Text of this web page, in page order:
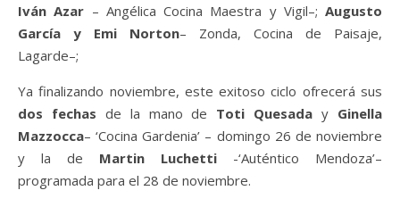
Iván Azar – Angélica Cocina Maestra y Vigil–; Augusto
García y Emi Norton– Zonda, Cocina de Paisaje,
Lagarde–;
Ya finalizando noviembre, este exitoso ciclo ofrecerá sus
dos fechas de la mano de Toti Quesada y Ginella
Mazzocca– ‘Cocina Gardenia’ – domingo 26 de noviembre
y la de Martin Luchetti -‘Auténtico Mendoza’–
programada para el 28 de noviembre.